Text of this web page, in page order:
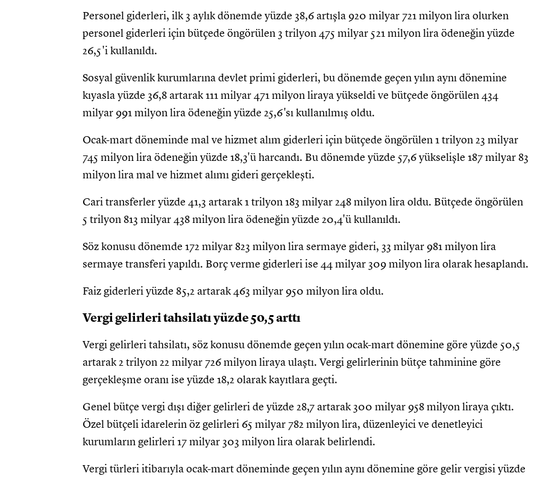
Personel giderleri, ilk 3 aylık dönemde yüzde 38,6 artışla 920 milyar 721 milyon lira olurken
personel giderleri için bütçede öngörülen 3 trilyon 475 milyar 521 milyon lira ödeneğin yüzde
26,5'i kullanıldı.
Sosyal güvenlik kurumlarına devlet primi giderleri, bu dönemde geçen yılın aynı dönemine
kıyasla yüzde 36,8 artarak 111 milyar 471 milyon liraya yükseldi ve bütçede öngörülen 434
milyar 991 milyon lira ödeneğin yüzde 25,6'sı kullanılmış oldu.
Ocak-mart döneminde mal ve hizmet alım giderleri için bütçede öngörülen 1 trilyon 23 milyar
745 milyon lira ödeneğin yüzde 18,3'ü harcandı. Bu dönemde yüzde 57,6 yükselişle 187 milyar 83
milyon lira mal ve hizmet alımı gideri gerçekleşti.
Cari transferler yüzde 41,3 artarak 1 trilyon 183 milyar 248 milyon lira oldu. Bütçede öngörülen
5 trilyon 813 milyar 438 milyon lira ödeneğin yüzde 20,4'ü kullanıldı.
Söz konusu dönemde 172 milyar 823 milyon lira sermaye gideri, 33 milyar 981 milyon lira
sermaye transferi yapıldı. Borç verme giderleri ise 44 milyar 309 milyon lira olarak hesaplandı.
Faiz giderleri yüzde 85,2 artarak 463 milyar 950 milyon lira oldu.
Vergi gelirleri tahsilatı yüzde 50,5 arttı
Vergi gelirleri tahsilatı, söz konusu dönemde geçen yılın ocak-mart dönemine göre yüzde 50,5
artarak 2 trilyon 22 milyar 726 milyon liraya ulaştı. Vergi gelirlerinin bütçe tahminine göre
gerçekleşme oranı ise yüzde 18,2 olarak kayıtlara geçti.
Genel bütçe vergi dışı diğer gelirleri de yüzde 28,7 artarak 300 milyar 958 milyon liraya çıktı.
Özel bütçeli idarelerin öz gelirleri 65 milyar 782 milyon lira, düzenleyici ve denetleyici
kurumların gelirleri 17 milyar 303 milyon lira olarak belirlendi.
Vergi türleri itibarıyla ocak-mart döneminde geçen yılın aynı dönemine göre gelir vergisi yüzde